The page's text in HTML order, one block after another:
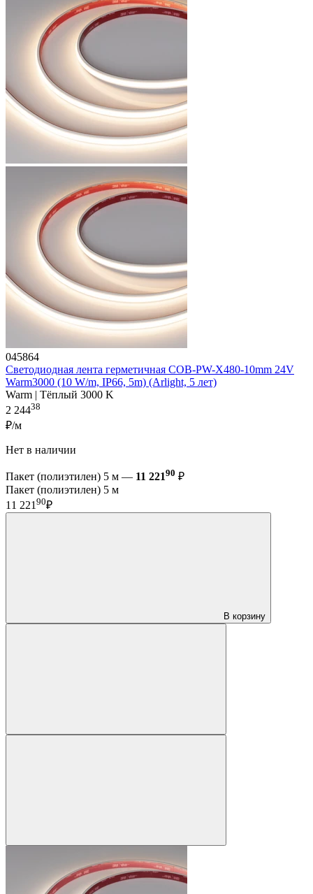
045864
Светодиодная лента герметичная COB-PW-X480-10mm 24V
Warm3000 (10 W/m, IP66, 5m) (Arlight, 5 лет)
Warm | Тёплый 3000 K
2 24438
₽/м
Нет в наличии
Пакет (полиэтилен) 5 м — 11 22190 ₽
Пакет (полиэтилен) 5 м
11 221 90₽
В корзину